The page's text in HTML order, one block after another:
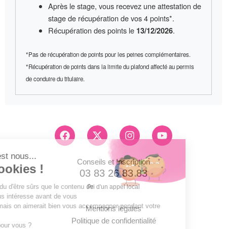
Après le stage, vous recevez uneattestation de
stagede récupération de vos 4 points*.
Récupération des points le 13/12/2026.
*Pas de récupération de points pour les peines complémentaires.
*Récupération de points dans la limite du plafond affecté au permis
de conduire du titulaire.
F
a
o
k
X
-
w
i
t
r
I
n
t
a
g
r
a
m
Y
o
t
u
b
Conseils et Inscription
03 83 26 83 83
Pri d'un appel local
Mentions légales
Politique de confidentialité